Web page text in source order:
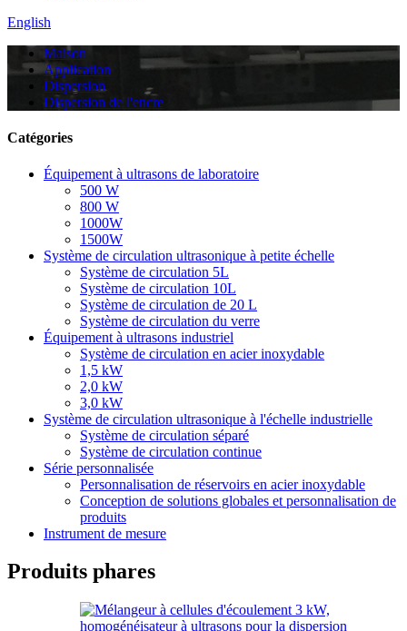
English
Maison
Application
Dispersion
Dispersion de l'encre
Catégories
Équipement à ultrasons de laboratoire
500 W
800 W
1000W
1500W
Système de circulation ultrasonique à petite échelle
Système de circulation 5L
Système de circulation 10L
Système de circulation de 20 L
Système de circulation du verre
Équipement à ultrasons industriel
Système de circulation en acier inoxydable
1,5 kW
2,0 kW
3,0 kW
Système de circulation ultrasonique à l'échelle industrielle
Système de circulation séparé
Système de circulation continue
Série personnalisée
Personnalisation de réservoirs en acier inoxydable
Conception de solutions globales et personnalisation de
produits
Instrument de mesure
Produits phares